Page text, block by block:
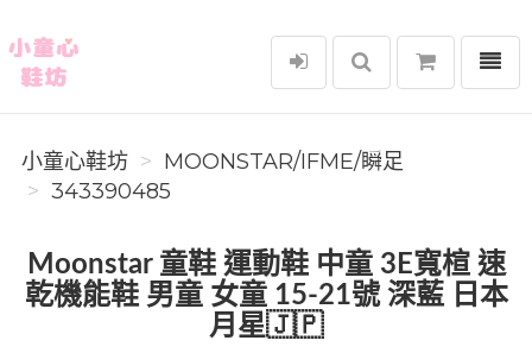
小童心鞋坊
選單
小童心鞋坊
MOONSTAR/IFME/瞬足
343390485
Moonstar 童鞋 運動鞋 中童 3E寬楦 速
乾機能鞋 男童 女童 15-21號 深藍 日本
月星🇯🇵